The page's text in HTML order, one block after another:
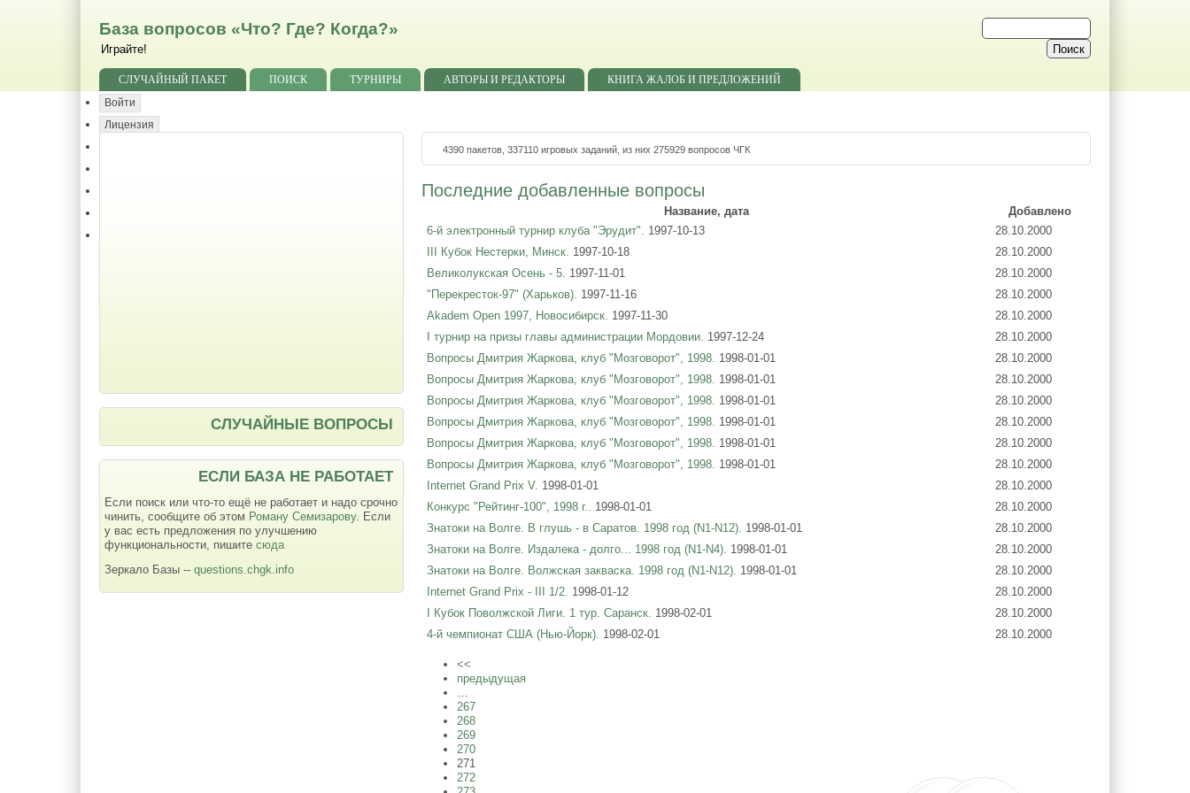
База вопросов «Что? Где? Когда?»
Играйте!
СЛУЧАЙНЫЙ ПАКЕТ ПОИСК ТУРНИРЫ АВТОРЫ И РЕДАКТОРЫ
КНИГА ЖАЛОБ И ПРЕДЛОЖЕНИЙ
Войти
Лицензия
4390 пакетов, 337110 игровых заданий, из них 275929 вопросов ЧГК
Последние добавленные вопросы
Название, дата
Добавлено
6-й электронный турнир клуба "Эрудит". 1997-10-13
28.10.2000
III Кубок Нестерки, Минск. 1997-10-18
28.10.2000
Великолукская Осень - 5. 1997-11-01
28.10.2000
"Перекресток-97" (Харьков). 1997-11-16
28.10.2000
Akadem Open 1997, Новосибирск. 1997-11-30
28.10.2000
I турнир на призы главы администрации Мордовии. 1997-12-24
28.10.2000
Вопросы Дмитрия Жаркова, клуб "Мозговорот", 1998. 1998-01-01
28.10.2000
Вопросы Дмитрия Жаркова, клуб "Мозговорот", 1998. 1998-01-01
28.10.2000
Вопросы Дмитрия Жаркова, клуб "Мозговорот", 1998. 1998-01-01
28.10.2000
Вопросы Дмитрия Жаркова, клуб "Мозговорот", 1998. 1998-01-01
28.10.2000
Вопросы Дмитрия Жаркова, клуб "Мозговорот", 1998. 1998-01-01
28.10.2000
Вопросы Дмитрия Жаркова, клуб "Мозговорот", 1998. 1998-01-01
28.10.2000
Internet Grand Prix V. 1998-01-01
28.10.2000
Конкурс "Рейтинг-100", 1998 г.. 1998-01-01
28.10.2000
Знатоки на Волге. В глушь - в Саратов. 1998 год (N1-N12). 1998-01-01
28.10.2000
Знатоки на Волге. Издалека - долго... 1998 год (N1-N4). 1998-01-01
28.10.2000
Знатоки на Волге. Волжская закваска. 1998 год (N1-N12). 1998-01-01
28.10.2000
Internet Grand Prix - III 1/2. 1998-01-12
28.10.2000
I Кубок Поволжской Лиги. 1 тур. Саранск. 1998-02-01
28.10.2000
4-й чемпионат США (Нью-Йорк). 1998-02-01 28.10.2000
<<
предыдущая
…
267
268
269
270
271
272
СЛУЧАЙНЫЕ ВОПРОСЫ
ЕСЛИ БАЗА НЕ РАБОТАЕТ
Если поиск или что-то ещё не работает и надо срочно
чинить, сообщите об этом Роману Семизарову. Если
у вас есть предложения по улучшению
функциональности, пишитесюда
Зеркало Базы --questions.chgk.info